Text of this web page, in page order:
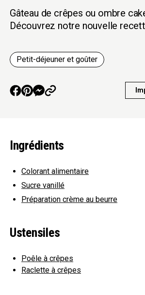
Gâteau de crêpes ou ombre
Découvrez notre nouvelle
Petit-déjeuner et goûter
Ingrédients
Colorant alimentaire
Sucre vanillé
Préparation crème au beurre
Ustensiles
Poêle à crêpes
Raclette à crêpes